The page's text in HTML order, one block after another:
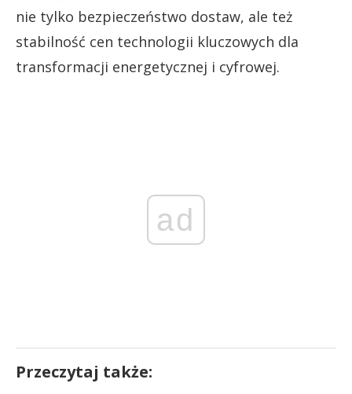
nie tylko bezpieczeństwo dostaw, ale też
stabilność cen technologii kluczowych dla
transformacji energetycznej i cyfrowej.
ad
Przeczytaj także: